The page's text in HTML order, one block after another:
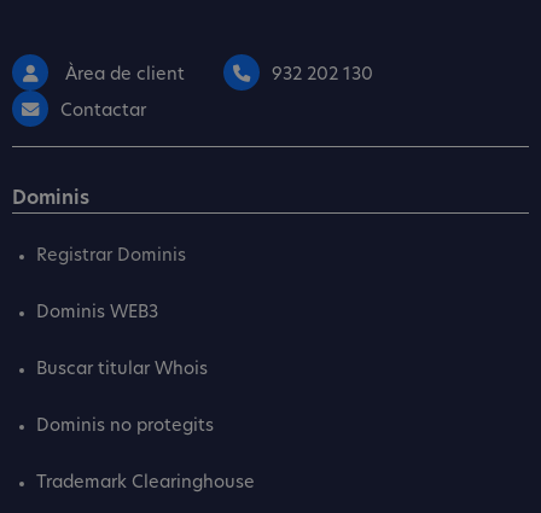
Àrea de client
932 202 130
Contactar
Dominis
Registrar Dominis
Dominis WEB3
Buscar titular Whois
Dominis no protegits
Trademark Clearinghouse